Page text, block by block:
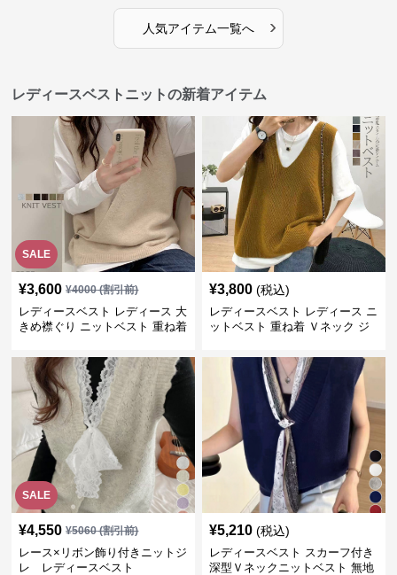
人気アイテム一覧へ ›
レディースベストニットの新着アイテム
SALE
¥3,600 ¥4000(割引前)
レディースベスト レディース 大
きめ襟ぐり ニットベスト 重ね着
¥3,800 (税込)
レディースベスト レディース ニ
ットベスト 重ね着 Ｖネック ジ
SALE
¥4,550 ¥5060(割引前)
レース×リボン飾り付きニットジ
レ レディースベスト
¥5,210 (税込)
レディースベスト スカーフ付き
深型Ｖネックニットベスト 無地